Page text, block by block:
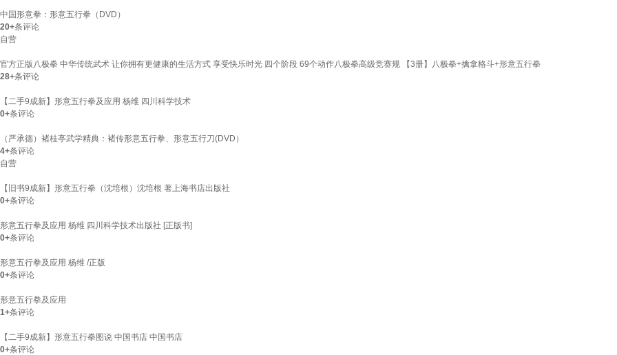
中国形意拳：形意五行拳（DVD）
20+条评论
自营
官方正版八极拳 中华传统武术 让你拥有更健康的生活方式 享受快乐时光 四个阶段 69个动作八极拳高级竞赛规 【3册】八极拳+擒拿格斗+形意五行拳
28+条评论
【二手9成新】形意五行拳及应用 杨维 四川科学技术
0+条评论
（严承德）褚桂亭武学精典：褚传形意五行拳、形意五行刀(DVD）
4+条评论
自营
【旧书9成新】形意五行拳（沈培根）沈培根 著上海书店出版社
0+条评论
形意五行拳及应用 杨维 四川科学技术出版社 [正版书]
0+条评论
形意五行拳及应用 杨维 /正版
0+条评论
形意五行拳及应用
1+条评论
【二手9成新】形意五行拳图说 中国书店 中国书店
0+条评论